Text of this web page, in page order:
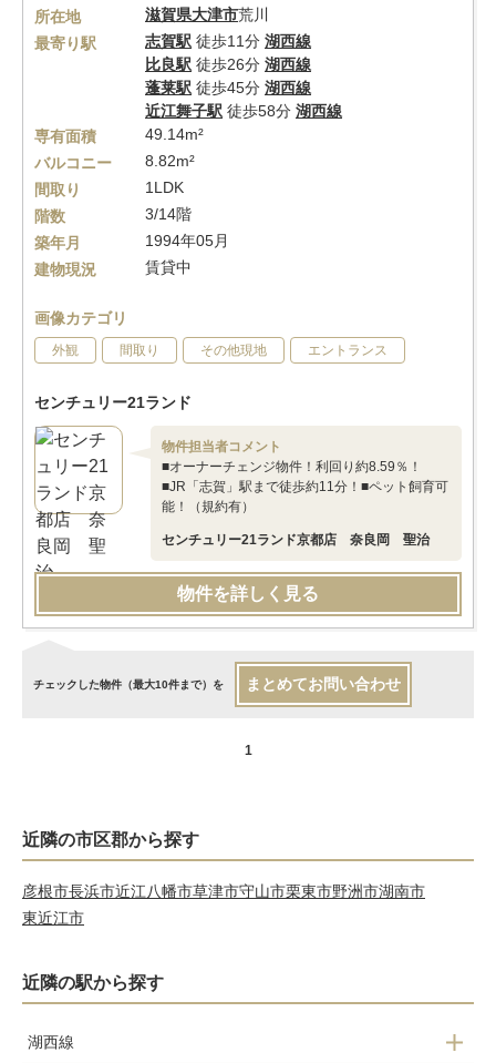
所在地 滋賀県大津市荒川
最寄り駅
志賀駅 徒歩11分 湖西線
比良駅 徒歩26分 湖西線
蓬莱駅 徒歩45分 湖西線
近江舞子駅 徒歩58分 湖西線
専有面積
49.14m²
バルコニー
8.82m²
間取り
1LDK
階数
3/14階
築年月
1994年05月
建物現況
賃貸中
画像カテゴリ
外観 間取り その他現地 エントランス
センチュリー21ランド
物件担当者コメント
■オーナーチェンジ物件！利回り約8.59％！
■JR「志賀」駅まで徒歩約11分！■ペット飼育可
能！（規約有）
センチュリー21ランド京都店 奈良岡 聖治
物件を詳しく見る
チェックした物件（最大10件まで）を まとめてお問い合わせ
1
近隣の市区郡から探す
彦根市長浜市近江八幡市草津市守山市栗東市野洲市湖南市
東近江市
近隣の駅から探す
湖西線